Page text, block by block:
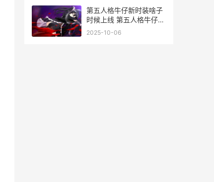
第五人格牛仔新时装啥子
时候上线 第五人格牛仔新
年皮肤
2025-10-06